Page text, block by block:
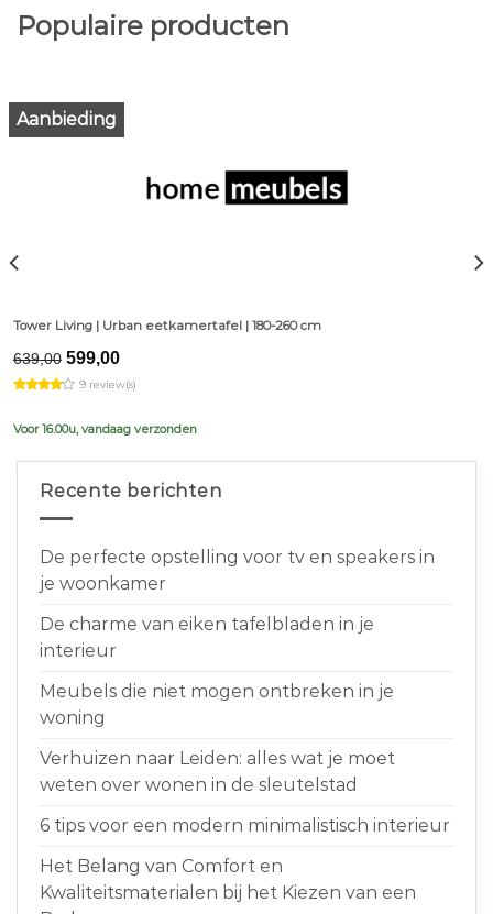
Populaire producten
Aanbieding
Tower Living | Urban eetkamertafel | 180-260 cm
639,00 Original
price
was:
599,00Current
is:
9 review(s)
Voor 16.00u, vandaag verzonden
Recente berichten
De perfecte opstelling voor tv en speakers in
je woonkamer
De charme van eiken tafelbladen in je
interieur
Meubels die niet mogen ontbreken in je
woning
Verhuizen naar Leiden: alles wat je moet
weten over wonen in de sleutelstad
6 tips voor een modern minimalistisch interieur
Het Belang van Comfort en
Kwaliteitsmaterialen bij het Kiezen van een